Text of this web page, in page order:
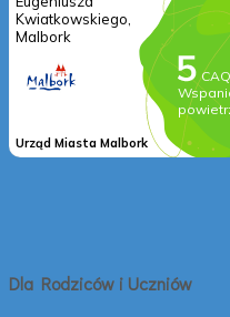
Dla Rodziców i Uczniów